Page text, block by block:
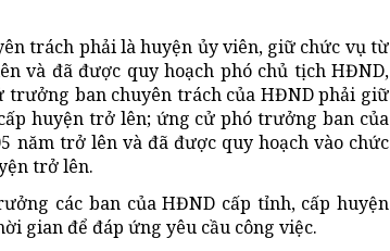
trách phải là huyện ủy viên, giữ chức vụ từ
và đã được quy hoạch phó chủ tịch HĐND,
trưởng ban chuyên trách của HĐND phải giữ
huyện trở lên; ứng cử phó trưởng ban của
năm trở lên và đã được quy hoạch vào chức
trở lên.
các ban của HĐND cấp tỉnh, cấp huyện
gian để đáp ứng yêu cầu công việc.